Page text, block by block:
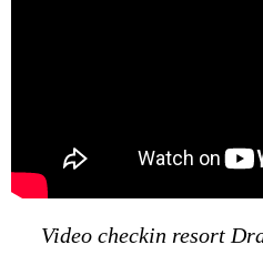
Video checkin resort